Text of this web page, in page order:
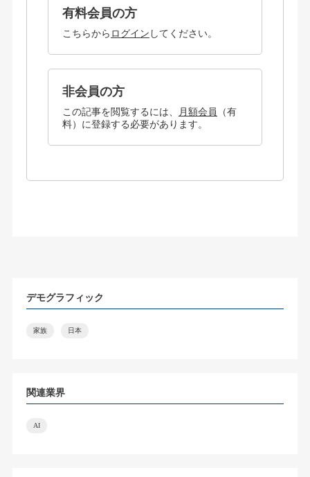
有料会員の方
こちらから ログイン してください。
非会員の方
この記事を閲覧するには、 月額会員
（有
料）に登録する必要があります。
デモグラフィック
家族 日本
関連業界
AI